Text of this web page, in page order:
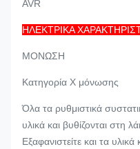
AVR
ΗΛΕΚΤΡΙΚΑ
ΜΟΝΩΣΗ
Κατηγορία Χ μόνωσης
Όλα τα ρυθμιστικά
υλικά και βυθίζονται στη
Εξαφανιστείτε και τα